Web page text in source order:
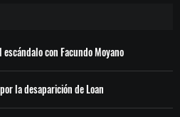
con Facundo Moyano
la desaparición de Loan